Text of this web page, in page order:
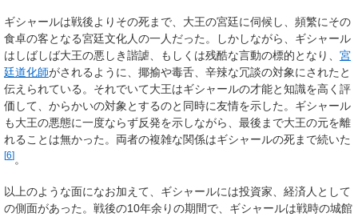
ギシャールは戦後よりその死まで、大王の宮廷に伺候し、頻繁にその
食卓の客となる宮廷文化人の一人だった。しかしながら、ギシャール
はしばしば大王の悪しき諧謔、もしくは残酷な言動の標的となり、 宮
廷道化師がされるように、揶揄や毒舌、辛辣な冗談の対象にされたと
伝えられている。それでいて大王はギシャールの才能と知識を高く評
価して、からかいの対象とするのと同時に友情を示した。ギシャール
も大王の悪態に一度ならず反発を示しながら、最後まで大王の元を離
れることは無かった。両者の複雑な関係はギシャールの死まで続いた
[6] 。
以上のような面になお加えて、ギシャールには投資家、経済人として
の側面があった。戦後の10年余りの期間で、ギシャールは戦時の城館